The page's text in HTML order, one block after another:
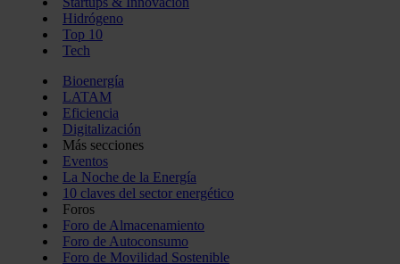
Hidrógeno
Top 10
Tech
Bioenergía
LATAM
Eficiencia
Digitalización
Más secciones
Eventos
La Noche de la Energía
10 claves del sector energético
Foros
Foro de Almacenamiento
Foro de Autoconsumo
Foro de Movilidad Sostenible